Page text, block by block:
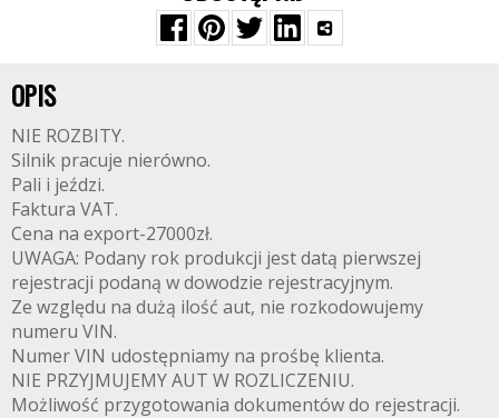
OPIS
NIE ROZBITY.
Silnik pracuje nierówno.
Pali i jeździ.
Faktura VAT.
Cena na export-27000zł.
UWAGA: Podany rok produkcji jest datą pierwszej
rejestracji podaną w dowodzie rejestracyjnym.
Ze względu na dużą ilość aut, nie rozkodowujemy
numeru VIN.
Numer VIN udostępniamy na prośbę klienta.
NIE PRZYJMUJEMY AUT W ROZLICZENIU.
Możliwość przygotowania dokumentów do rejestracji.